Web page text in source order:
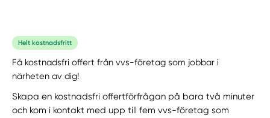
Helt kostnadsfritt
Få kostnadsfri offert från vvs-företag som jobbar i
närheten av dig!
Skapa en kostnadsfri offertförfrågan på bara två minuter
och kom i kontakt med upp till fem vvs-företag som